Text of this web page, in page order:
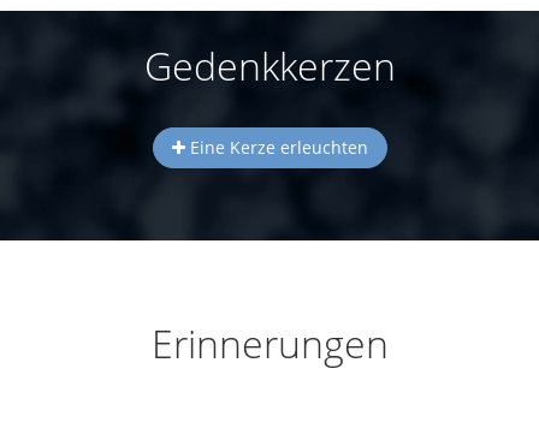
Gedenkkerzen
Eine Kerze erleuchten
Erinnerungen